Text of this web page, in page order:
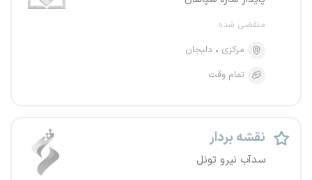
منقضی شده
مرکزی
دلیجان
تمام وقت
نقشه بردار
سدآب نیرو تونل